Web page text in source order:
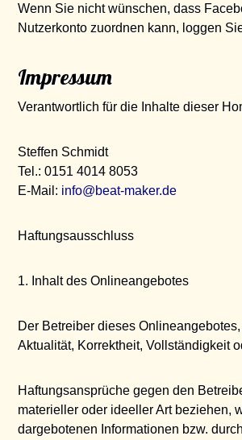
Wenn Sie nicht wünschen, dass
Nutzerkonto zuordnen kann, loggen
Impressum
Verantwortlich für die Inhalte dieser
Steffen Schmidt
Tel.: 0151 4014 8053
E-Mail: info@beat-maker.de
Haftungsausschluss
1. Inhalt des Onlineangebotes
Der Betreiber dieses
Aktualität, Korrektheit, Vollständigkeit
Haftungsansprüche gegen den
materieller oder ideeller Art beziehen,
dargebotenen Informationen bzw.